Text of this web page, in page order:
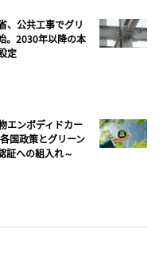
、公共工事でグリ
。2030年以降の本
定
エンボディドカー
国政策とグリーン
証への組入れ～